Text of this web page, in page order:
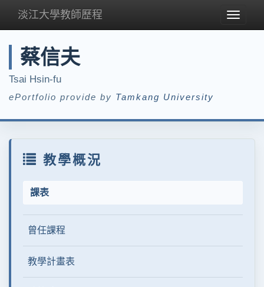
Toggle
淡江大學教師歷程
蔡信夫
Tsai Hsin-fu
ePortfolio provide by Tamkang University
教學概況
課表
曾任課程
教學計畫表